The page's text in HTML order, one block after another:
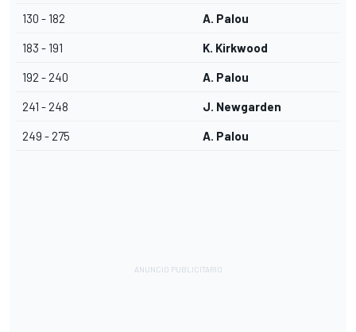
130 - 182 A. Palou
183 - 191 K. Kirkwood
192 - 240 A. Palou
241 - 248 J. Newgarden
249 - 275 A. Palou